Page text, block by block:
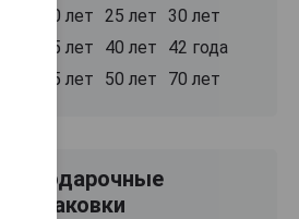
20 лет
25 лет 30 лет
35 лет
40 лет
42 года
45 лет
50 лет 70 лет
Подарочные
упаковки